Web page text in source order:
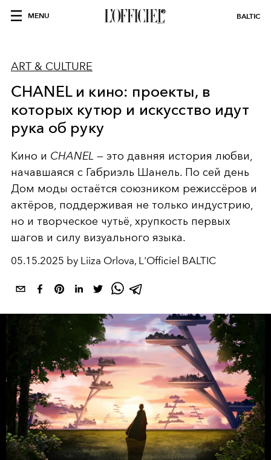
MENU BALTIC
ART & CULTURE
CHANEL и кино: проекты, в
которых кутюр и искусство идут
рука об руку
Кино и CHANEL — это давняя история любви,
начавшаяся с Габриэль Шанель. По сей день
Дом моды остаётся союзником режиссёров и
актёров, поддерживая не только индустрию,
но и творческое чутьё, хрупкость первых
шагов и силу визуального языка.
05.15.2025 by Liiza Orlova, L'Officiel BALTIC